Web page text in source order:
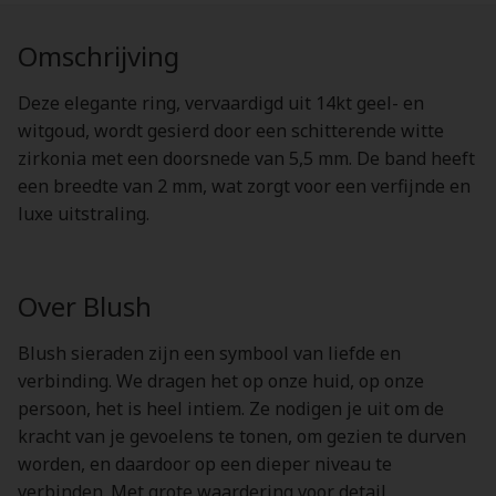
Omschrijving
Deze elegante ring, vervaardigd uit 14kt geel- en
witgoud, wordt gesierd door een schitterende witte
zirkonia met een doorsnede van 5,5 mm. De band heeft
een breedte van 2 mm, wat zorgt voor een verfijnde en
luxe uitstraling.
Over Blush
Blush sieraden zijn een symbool van liefde en
verbinding. We dragen het op onze huid, op onze
persoon, het is heel intiem. Ze nodigen je uit om de
kracht van je gevoelens te tonen, om gezien te durven
worden, en daardoor op een dieper niveau te